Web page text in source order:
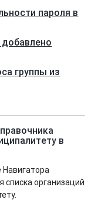
пароля в
группы из
в
Навигатора
организаций